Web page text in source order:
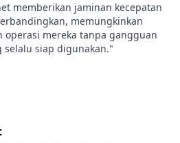
memberikan jaminan kecepatan
memungkinkan
operasi mereka tanpa gangguan
selalu siap digunakan."